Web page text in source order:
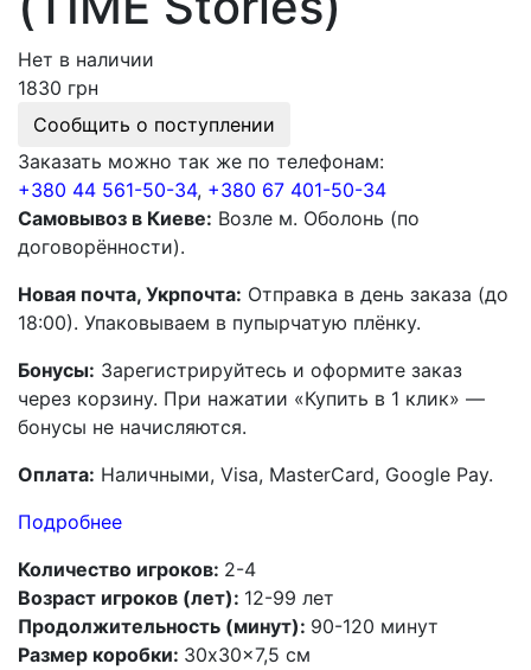
Нет в наличии
1830 грн
Сообщить о поступлении
Заказать можно так же по телефонам:
+380 44 561-50-34, +380 67 401-50-34
Самовывоз в Киеве: Возле м. Оболонь (по
договорённости).
Новая почта, Укрпочта: Отправка в день заказа (до
18:00). Упаковываем в пупырчатую плёнку.
Бонусы: Зарегистрируйтесь и оформите заказ
через корзину. При нажатии «Купить в 1 клик» —
бонусы не начисляются.
Оплата: Наличными, Visa, MasterCard, Google Pay.
Подробнее
Количество игроков: 2-4
Возраст игроков (лет): 12-99 лет
Продолжительность (минут): 90-120 минут
Размер коробки: 30x30x7,5 см